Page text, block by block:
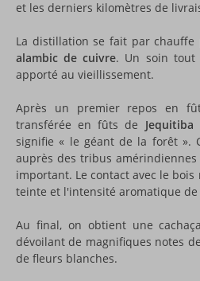
et les derniers kilomètres de
La distillation se fait par
alambic de cuivre. Un soin tout
apporté au vieillissement.
Après un premier repos en
transférée en fûts de Jequitiba
signifie « le géant de la forêt ».
auprès des tribus
important. Le contact avec le
teinte et l'intensité aromatique
Au final, on obtient une
dévoilant de magnifiques notes
de fleurs blanches.